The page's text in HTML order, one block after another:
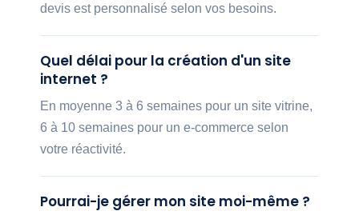
devis est personnalisé selon vos besoins.
Quel délai pour la création d'un site
internet ?
En moyenne 3 à 6 semaines pour un site vitrine,
6 à 10 semaines pour un e-commerce selon
votre réactivité.
Pourrai-je gérer mon site moi-même ?